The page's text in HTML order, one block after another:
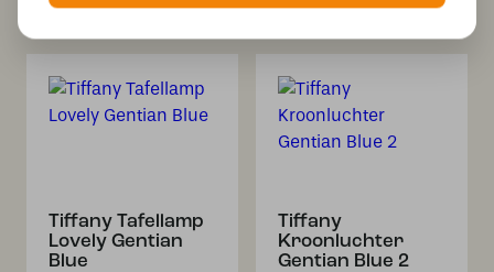
Tiffany Tafellamp
Lovely Gentian
Blue
Tiffany
Kroonluchter
Gentian Blue 2